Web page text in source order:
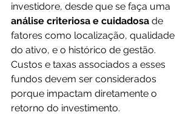
investidore, desde que se faça uma
análise criteriosa e cuidadosa de
fatores como localização, qualidade
do ativo, e o histórico de gestão.
Custos e taxas associados a esses
fundos devem ser considerados
porque impactam diretamente o
retorno do investimento.